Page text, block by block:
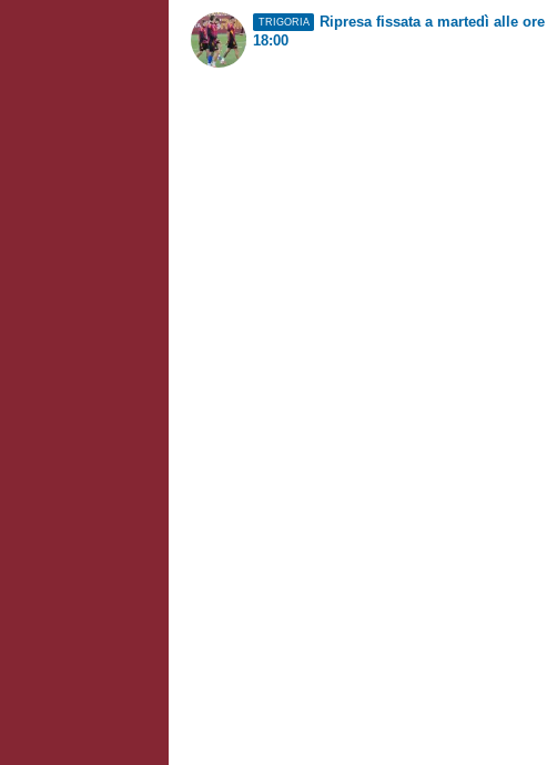
TRIGORIA
Ripresa fissata a martedì alle ore
18:00